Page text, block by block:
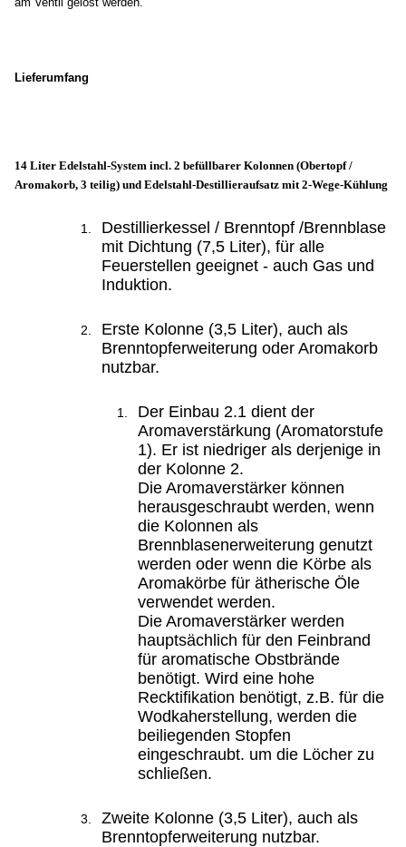
Lieferumfang
14 Liter Edelstahl-System incl. 2 befüllbarer Kolonnen (Obertopf /
Aromakorb, 3 teilig) und Edelstahl-Destillieraufsatz mit 2-Wege-Kühlung
Destillierkessel / Brenntopf /Brennblase
mit Dichtung (7,5 Liter), für alle
Feuerstellen geeignet - auch Gas und
Induktion.
Erste Kolonne (3,5 Liter), auch als
Brenntopferweiterung oder Aromakorb
nutzbar.
Der Einbau 2.1 dient der
Aromaverstärkung (Aromatorstufe
1). Er ist niedriger als derjenige in
der Kolonne 2.
Die Aromaverstärker können
herausgeschraubt werden, wenn
die Kolonnen als
Brennblasenerweiterung genutzt
werden oder wenn die Körbe als
Aromakörbe für ätherische Öle
verwendet werden.
Die Aromaverstärker werden
hauptsächlich für den Feinbrand
für aromatische Obstbrände
benötigt. Wird eine hohe
Recktifikation benötigt, z.B. für die
Wodkaherstellung, werden die
beiliegenden Stopfen
eingeschraubt. um die Löcher zu
schließen.
Zweite Kolonne (3,5 Liter), auch als
Brenntopferweiterung nutzbar.